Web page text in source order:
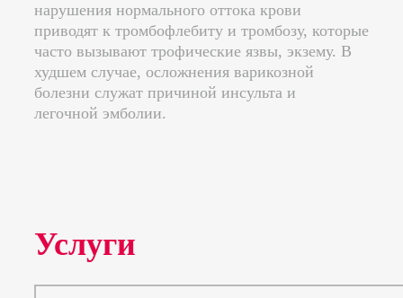
нарушения нормального оттока крови
приводят к тромбофлебиту и тромбозу, которые
часто вызывают трофические язвы, экзему. В
худшем случае, осложнения варикозной
болезни служат причиной инсульта и
легочной эмболии.
Услуги